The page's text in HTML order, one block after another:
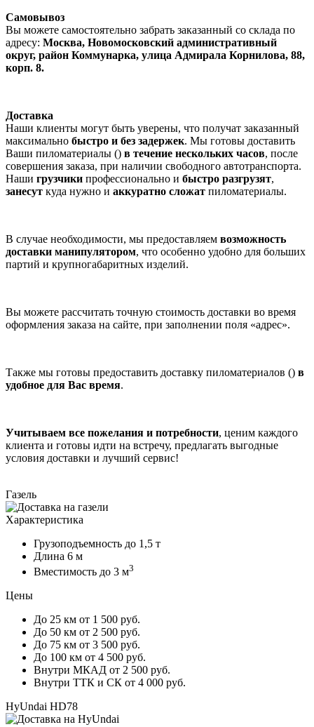
Самовывоз
Вы можете самостоятельно забрать заказанный со склада по
адресу: Москва, Новомосковский административный
округ, район Коммунарка, улица Адмирала Корнилова, 88,
корп. 8.
Доставка
Наши клиенты могут быть уверены, что получат заказанный
максимально быстро и без задержек. Мы готовы доставить
Ваши пиломатериалы () в течение нескольких часов, после
совершения заказа, при наличии свободного автотранспорта.
Наши грузчики профессионально и быстро разгрузят,
занесут куда нужно и аккуратно сложат пиломатериалы.
В случае необходимости, мы предоставляем возможность
доставки манипулятором, что особенно удобно для больших
партий и крупногабаритных изделий.
Вы можете рассчитать точную стоимость доставки во время
оформления заказа на сайте, при заполнении поля «адрес».
Также мы готовы предоставить доставку пиломатериалов () в
удобное для Вас время.
Учитываем все пожелания и потребности, ценим каждого
клиента и готовы идти на встречу, предлагать выгодные
условия доставки и лучший сервис!
Газель
Характеристика
Грузоподъемность до 1,5 т
Длина 6 м
Вместимость до 3 м3
Цены
До 25 км от 1 500 руб.
До 50 км от 2 500 руб.
До 75 км от 3 500 руб.
До 100 км от 4 500 руб.
Внутри МКАД от 2 500 руб.
Внутри ТТК и СК от 4 000 руб.
HyUndai HD78